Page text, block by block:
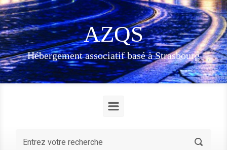
Skip to main content
AZQS
Hébergement associatif basé à Strasbourg